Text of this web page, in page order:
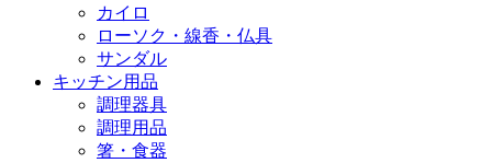
カイロ
ローソク・線香・仏具
サンダル
キッチン用品
調理器具
調理用品
箸・食器